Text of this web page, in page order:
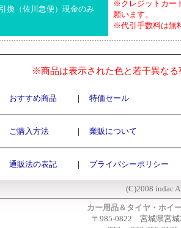
換（佐川急便）現金のみ
※クレジットカー
願います。
※代引手数料は無
※商品は表示された色と若干異な
おすすめ商品 ｜ 特価セール
ご購入方法 ｜ 業販について
通販法の表記 ｜ プライバシーポリシー
(C)2008 indac
カー用品＆タイヤ・ホイ
〒985-0822 宮城県宮城